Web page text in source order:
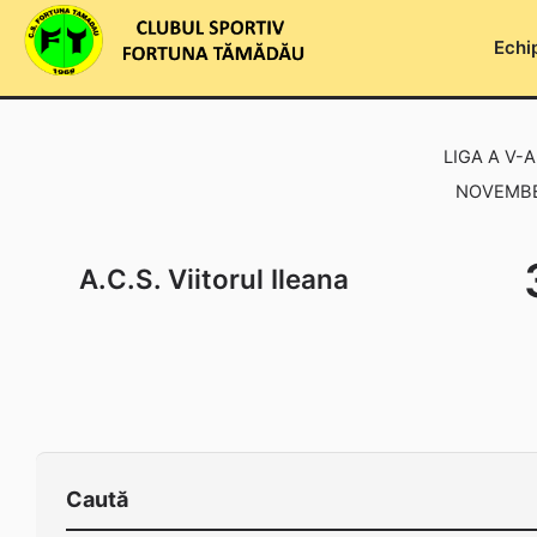
Skip
content
LIGA A V-
A.C.S. Viitorul Ileana
Caută